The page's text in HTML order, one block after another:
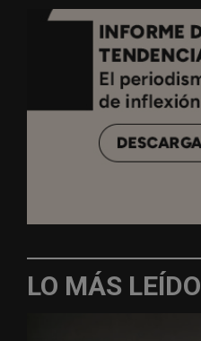
LO MÁS LEÍDO